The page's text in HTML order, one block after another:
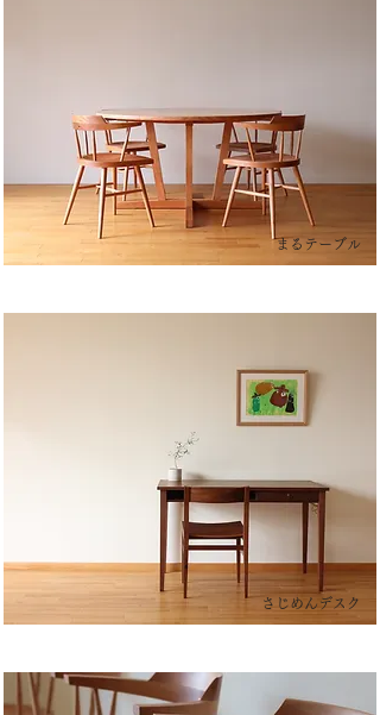
まるテーブル
さじめんデスク